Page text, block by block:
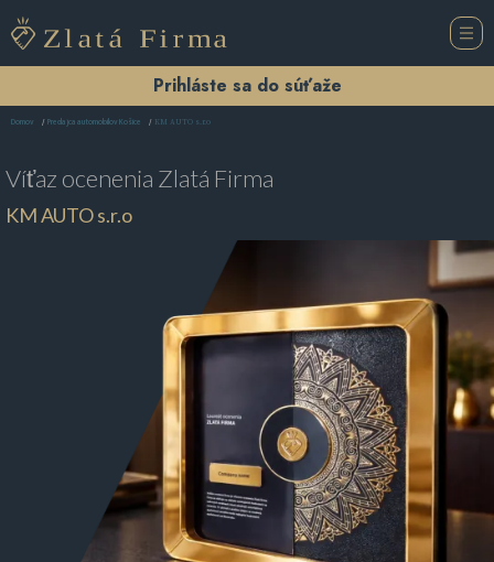
Prihláste sa do súťaže
Domov Predajca automobilov Košice KM AUTO s.r.o
Víťaz ocenenia Zlatá Firma
KM AUTO s.r.o